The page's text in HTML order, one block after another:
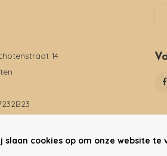
14
slaan cookies op om onze website te